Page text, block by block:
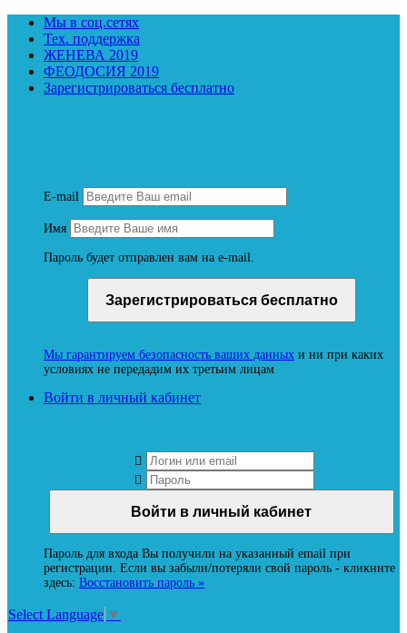
Мы в соц.сетях
Тех. поддержка
ЖЕНЕВА 2019
ФЕОДОСИЯ 2019
Зарегистрироваться бесплатно
E-mail
Имя
Пароль будет отправлен вам на e-mail.
Мы гарантируем безопасность ваших данных и ни при каких
условиях не передадим их третьим лицам
Войти в личный кабинет
Пароль для входа Вы получили на указанный email при
регистрации. Если вы забыли/потеряли свой пароль - кликните
здесь: Восстановить пароль »
Select Language ▼